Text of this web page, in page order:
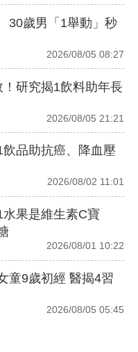
30歲男「1舉動」秒
2026/08/05 08:27
研究揭1飲料助年長
2026/08/05 21:21
品助抗癌、降血壓
2026/08/02 11:01
果是維生素C寶
2026/08/01 10:22
童9歲初經 醫揭4習
2026/08/05 05:45